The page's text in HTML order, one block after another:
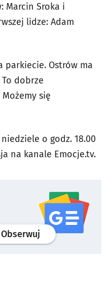
Marcin Sroka i
lidze: Adam
parkiecie. Ostrów ma
dobrze
się
o godz. 18.00
na kanale Emocje.tv.
Obserwuj profilgoogle news